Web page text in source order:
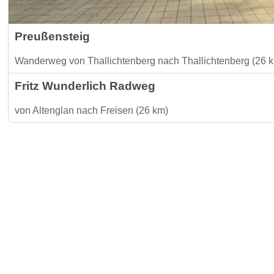
Preußensteig
Wanderweg von Thallichtenberg nach Thallichtenberg (26
Fritz Wunderlich Radweg
von Altenglan nach Freisen (26 km)